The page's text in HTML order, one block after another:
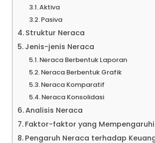
Aktiva
Pasiva
Struktur Neraca
Jenis-jenis Neraca
Neraca Berbentuk Laporan
Neraca Berbentuk Grafik
Neraca Komparatif
Neraca Konsolidasi
Analisis Neraca
Faktor-faktor yang
Pengaruh Neraca terhadap